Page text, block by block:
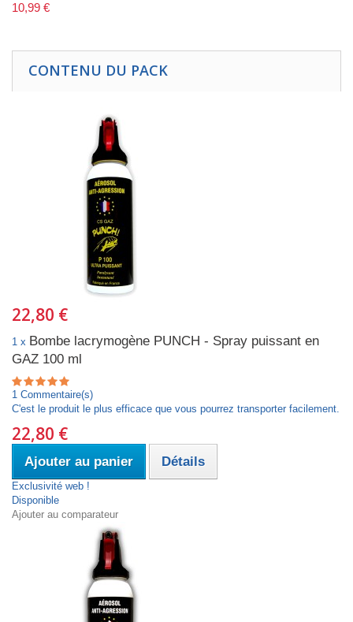
10,99 €
CONTENU DU PACK
22,80 €
1 x Bombe lacrymogène PUNCH - Spray puissant en
GAZ 100 ml
1 Commentaire(s)
C'est le produit le plus efficace que vous pourrez transporter facilement.
22,80 €
Ajouter au panier Détails
Exclusivité web !
Disponible
Ajouter au comparateur